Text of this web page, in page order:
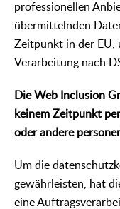
professionellen
übermittelnden
Zeitpunkt in der EU,
Verarbeitung nach
Die Web Inclusion
keinem Zeitpunkt
oder andere
Um die
gewährleisten, hat
eine